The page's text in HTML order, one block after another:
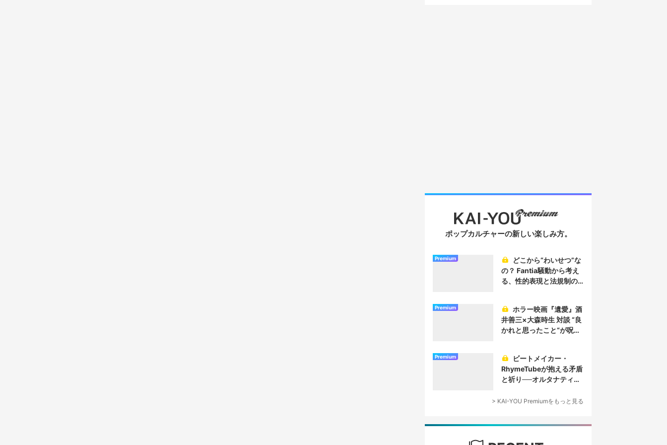
ポップカルチャーの新しい楽しみ方。
Premium
の？ Fantia騒動から考え
る、性的表現と法規制の
Premium
井善三×大森時生 対談 “良
かれと思ったこと“が呪い
Premium
RhymeTubeが抱える矛盾
と祈り──オルタナティブ
ューサー論
> KAI-YOU Premiumをもっと見る